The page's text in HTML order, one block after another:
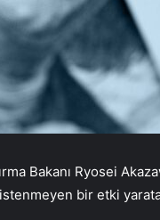
Bakanı Ryosei
bir etki